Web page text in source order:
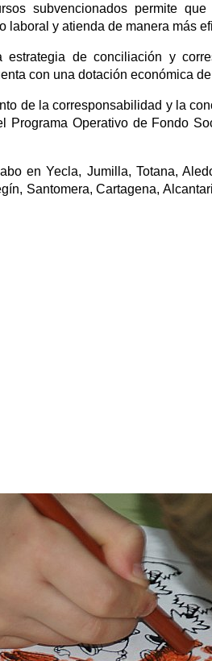
subvencionados permite
laboral y atienda de manera más
estrategia de conciliación y
con una dotación económica
de la corresponsabilidad y la
Programa Operativo de Fondo
en Yecla, Jumilla, Totana,
Santomera, Cartagena,